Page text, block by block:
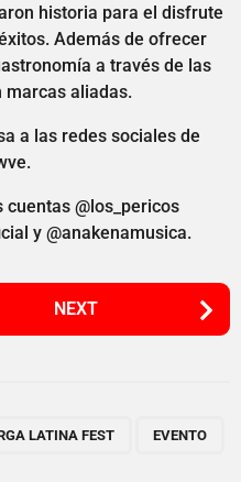
historia para el disfrute
Además de ofrecer
a través de las
aliadas.
a las redes sociales de
@los_pericos
y @anakenamusica.
NEXT
LATINA FEST EVENTO